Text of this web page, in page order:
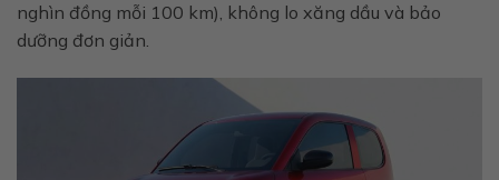
nghìn đồng mỗi 100 km), không lo xăng dầu và bảo
dưỡng đơn giản.